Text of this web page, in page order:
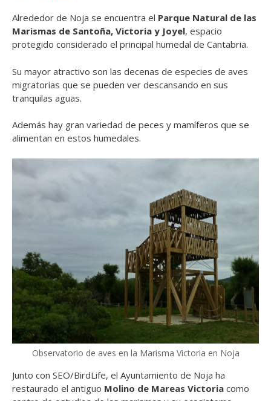
Alrededor de Noja se encuentra el Parque Natural de las
Marismas de Santoña, Victoria y Joyel, espacio
protegido considerado el principal humedal de Cantabria.
Su mayor atractivo son las decenas de especies de aves
migratorias que se pueden ver descansando en sus
tranquilas aguas.
Además hay gran variedad de peces y mamíferos que se
alimentan en estos humedales.
Observatorio de aves en la Marisma Victoria en Noja
Junto con SEO/BirdLife, el Ayuntamiento de Noja ha
restaurado el antiguo Molino de Mareas Victoria como